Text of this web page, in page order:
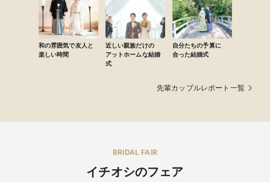
和の雰囲気で友人と
楽しい時間
近しい親族だけの
アットホームな結婚
式
自分たちの予算に
合った結婚式
先輩カップルレポート一覧
BRIDAL FAIR
イチオシのフェア